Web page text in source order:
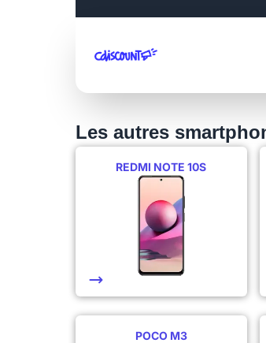
Les autres
REDMI NOTE 10S
POCO M3